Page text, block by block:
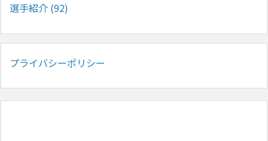
選手紹介 (92)
プライバシーポリシー